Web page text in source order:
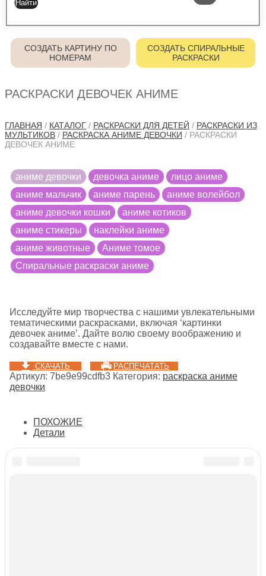
СОЗДАТЬ КАРТИНУ ПО
НОМЕРАМ
СОЗДАТЬ СПИРАЛЬНЫЕ
РАСКРАСКИ
РАСКРАСКИ ДЕВОЧЕК АНИМЕ
ГЛАВНАЯ / КАТАЛОГ / РАСКРАСКИ ДЛЯ ДЕТЕЙ / РАСКРАСКИ ИЗ
МУЛЬТИКОВ / РАСКРАСКА АНИМЕ ДЕВОЧКИ / РАСКРАСКИ
ДЕВОЧЕК АНИМЕ
аниме девочки девочка аниме
лицо аниме
аниме мальчик
аниме парень
аниме волейбол
аниме девочки кошки
аниме котиков
аниме стикеры
наклейки аниме
аниме животные
Аниме томое
Cпиральные раскраски аниме
Исследуйте мир творчества с нашими увлекательными
тематическими раскрасками, включая ‘картинки
девочек аниме’. Дайте волю своему воображению и
создавайте вместе с нами.
СКАЧАТЬ РАСПЕЧАТАТЬ
Артикул: 7be9e99cdfb3 Категория: раскраска аниме
девочки
ПОХОЖИЕ
Детали